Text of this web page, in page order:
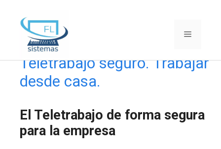
contenido
Menú
Teletrabajo seguro. Trabajar
desde casa.
El Teletrabajo de forma segura
para la empresa